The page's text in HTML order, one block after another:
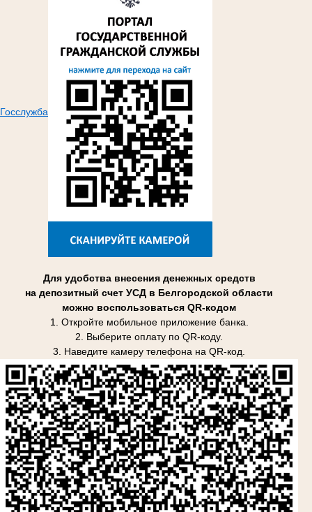
Госслужба
Для удобства внесения денежных средств
на депозитный счет УСД в Белгородской области
можно воспользоваться QR-кодом
1. Откройте мобильное приложение банка.
2. Выберите оплату по QR-коду.
3. Наведите камеру телефона на QR-код.